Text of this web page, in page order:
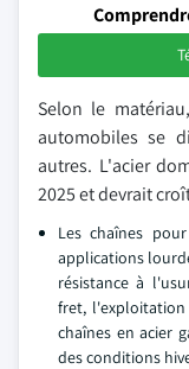
Selon le
automobiles se
autres. L'acier
2025 et devrait
Les chaînes
applications
résistance à
fret,
chaînes en acier
des conditions